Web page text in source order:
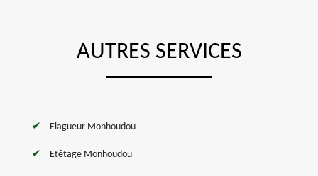
AUTRES SERVICES
Elagueur Monhoudou
Etêtage Monhoudou